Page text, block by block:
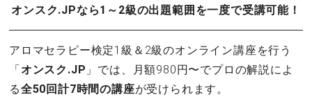
オンスク.JPなら1～2級の出題範囲を一度で受講可能！
アロマセラピー検定1級＆2級のオンライン講座を行う
「オンスク.JP 」では、月額980円〜でプロの解説によ
る全50回計7時間の講座が受けられます。